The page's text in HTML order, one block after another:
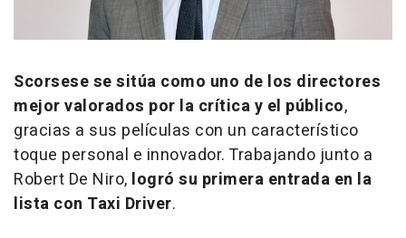
Scorsese se sitúa como uno de los directores
mejor valorados por la crítica y el público,
gracias a sus películas con un característico
toque personal e innovador. Trabajando junto a
Robert De Niro, logró su primera entrada en la
lista con Taxi Driver.